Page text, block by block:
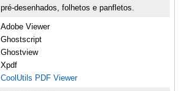
pré-desenhados, folhetos e panfletos.
Adobe Viewer
Ghostscript
Ghostview
Xpdf
CoolUtils PDF Viewer